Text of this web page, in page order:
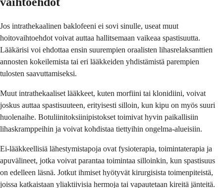
Jos intrathekaalinen baklofeeni ei sovi sinulle, useat muut
hoitovaihtoehdot voivat auttaa hallitsemaan vaikeaa spastisuutta.
Lääkärisi voi ehdottaa ensin suurempien oraalisten lihasrelaksanttien
annosten kokeilemista tai eri lääkkeiden yhdistämistä parempien
tulosten saavuttamiseksi.
Muut intrathekaaliset lääkkeet, kuten morfiini tai klonidiini, voivat
joskus auttaa spastisuuteen, erityisesti silloin, kun kipu on myös suuri
huolenaihe. Botuliinitoksiinipistokset toimivat hyvin paikallisiin
lihaskramppeihin ja voivat kohdistaa tiettyihin ongelma-alueisiin.
Ei-lääkkeellisiä lähestymistapoja ovat fysioterapia, toimintaterapia ja
apuvälineet, jotka voivat parantaa toimintaa silloinkin, kun spastisuus
on edelleen läsnä. Jotkut ihmiset hyötyvät kirurgisista toimenpiteistä,
joissa katkaistaan yliaktiivisia hermoja tai vapautetaan kireitä jänteitä.